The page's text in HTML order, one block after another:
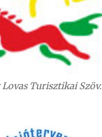
Turisztikai Szöv.